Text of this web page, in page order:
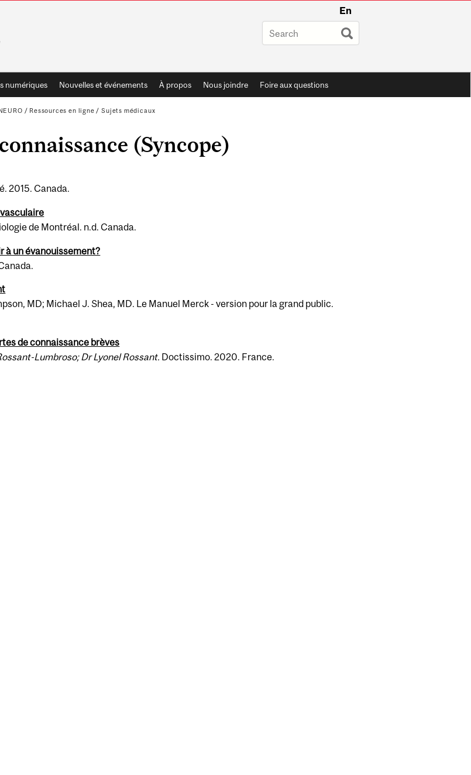
En
numériques Nouvelles et événements À propos Nous joindre Foire aux questions
/ Ressources en ligne /Sujets médicaux
(Syn­cope)
2015. Canada.
de Mon­tréal. n.d. Canada.
à un évanouisse­ment?
MD; Michael J. Shea, MD. Le Manuel Merck - version pour la grand public.
de con­nais­sance brèves
​Lumbroso; Dr Lyonel Rossant. Doc­tis­simo. 2020. France.